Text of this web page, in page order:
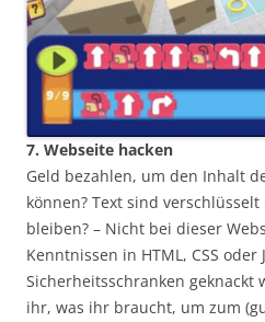
7. Webseite hacken
Geld bezahlen, um den Inhalt
können? Text sind
bleiben? – Nicht bei dieser
Kenntnissen in HTML, CSS
Sicherheitsschranken geknackt
ihr, was ihr braucht, um zum